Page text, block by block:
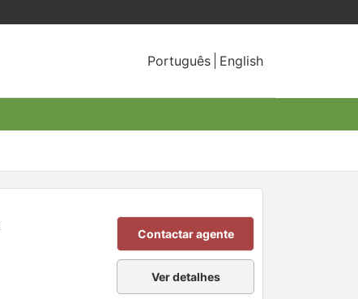
Português English
Contactar agente
Ver detalhes